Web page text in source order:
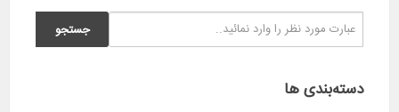
دسته‌بندی ها